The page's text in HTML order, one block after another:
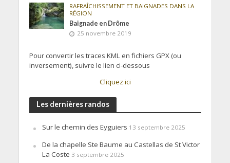
RAFRAÎCHISSEMENT ET BAIGNADES DANS LA
RÉGION
Baignade en Drôme
25 novembre 2019
Pour convertir les traces KML en fichiers GPX (ou
inversement), suivre le lien ci-dessous
Cliquez ici
Les dernières randos
Sur le chemin des Eyguiers 13 septembre 2025
De la chapelle Ste Baume au Castellas de St Victor
La Coste 3 septembre 2025